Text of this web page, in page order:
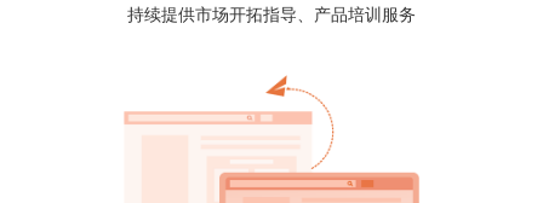
持续提供市场开拓指导、产品培训服务